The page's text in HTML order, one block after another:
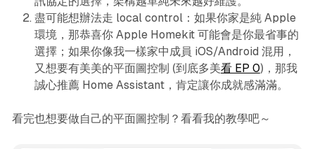
盡可能想辦法走 local control：如果你家是純 Apple
環境，那恭喜你 Apple Homekit 可能會是你最省事的
選擇；如果你像我一樣家中成員 iOS/Android 混用，
又想要有美美的平面圖控制 (到底多美看 EP 0)，那我
誠心推薦 Home Assistant，肯定讓你成就感滿滿。
看完也想要做自己的平面圖控制？看看我的教學吧～